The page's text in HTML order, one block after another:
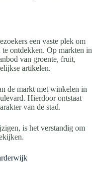
een vaste plek om
te ontdekken. Op markten in
van groente, fruit,
artikelen.
de markt met winkelen in
Hierdoor ontstaat
van de stad.
is het verstandig om